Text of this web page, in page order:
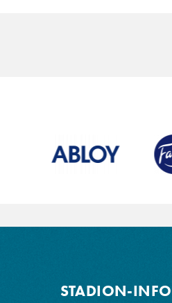
STADION-INFO